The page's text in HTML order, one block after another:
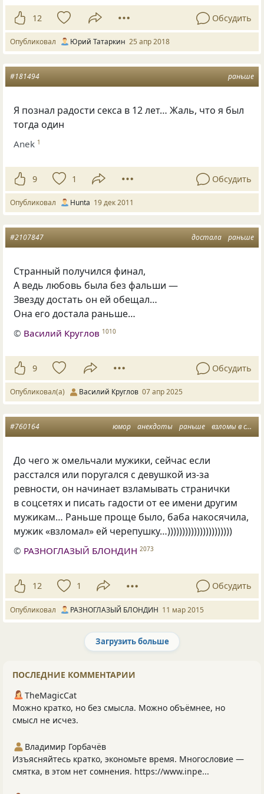
12 Обсудить
Опубликовал Юрий Татаркин 25 апр 2018
раньше
#181494
Я познал радости секса в 12 лет… Жаль, что я был
тогда один
Anek 1
9 1 Обсудить
Опубликовал Hunta 19 дек 2011
достала раньше
#2107847
Странный получился финал,
А ведь любовь была без фальши —
Звезду достать он ей обещал…
Она его достала раньше…
© Василий Круглов 1010
9 Обсудить
Опубликовал(а) Василий Круглов 07 апр 2025
юмор анекдоты раньше взломы в соцсетях
#760164
До чего ж омельчали мужики, сейчас если
расстался или поругался с девушкой из-за
ревности, он начинает взламывать странички
в соцсетях и писать гадости от ее имени другим
мужикам… Раньше проще было, баба накосячила,
мужик«взломал» ей черепушку…))))))))))))))))))))))
© РАЗНОГЛАЗЫЙ БЛОНДИН 2073
12 1 Обсудить
Опубликовал РАЗНОГЛАЗЫЙ БЛОНДИН 11 мар 2015
Загрузить больше
ПОСЛЕДНИЕ КОММЕНТАРИИ
TheMagicCat
Можно кратко, но без смысла. Можно объёмнее, но
смысл не исчез.
Владимир Горбачёв
Изъясняйтесь кратко, экономьте время. Многословие —
смятка, в этом нет сомнения. https://www.inpe...